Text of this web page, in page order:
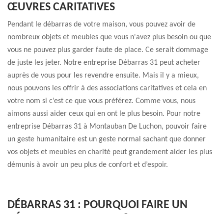
ŒUVRES CARITATIVES
Pendant le débarras de votre maison, vous pouvez avoir de
nombreux objets et meubles que vous n'avez plus besoin ou que
vous ne pouvez plus garder faute de place. Ce serait dommage
de juste les jeter. Notre entreprise Débarras 31 peut acheter
auprès de vous pour les revendre ensuite. Mais il y a mieux,
nous pouvons les offrir à des associations caritatives et cela en
votre nom si c’est ce que vous préférez. Comme vous, nous
aimons aussi aider ceux qui en ont le plus besoin. Pour notre
entreprise Débarras 31 à Montauban De Luchon, pouvoir faire
un geste humanitaire est un geste normal sachant que donner
vos objets et meubles en charité peut grandement aider les plus
démunis à avoir un peu plus de confort et d’espoir.
DÉBARRAS 31 : POURQUOI FAIRE UN